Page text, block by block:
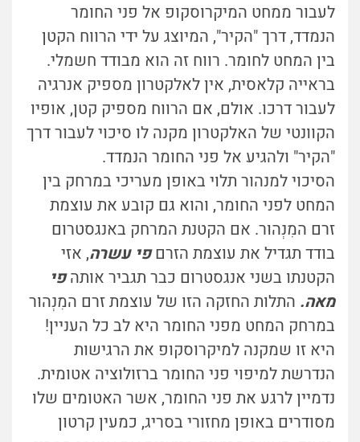
לעבור ממחט המיקרוסקופ אל פני החומר
הנמדד, דרך "הקיר", המיוצג על ידי הרווח הקטן
בין המחט לחומר. רווח זה הוא מבודד חשמלי.
בראייה קלאסית, אין לאלקטרון מספיק אנרגיה
לעבור דרכו. אולם, אם הרווח מספיק קטן, אופיו
הקוונטי של האלקטרון מקנה לו סיכוי לעבור דרך
"הקיר" ולהגיע אל פני החומר הנמדד.
הסיכוי למנהור תלוי באופן מעריכי במרחק בין
המחט לפני החומר, והוא גם קובע את עוצמת
זרם המִנְהוּר. אם הקטנת המרחק באנגסטרום
בודד תגדיל את עוצמת הזרםפי עשרה, אזי
הקטנתו בשני אנגסטרום כבר תגביר אותהפי
מאה. התלות החזקה הזו של עוצמת זרם המִנְהוּר
במרחק המחט מפני החומר היא לב כל העניין!
היא זו שמקנה למיקרוסקופ את הרגישות
הנדרשת למיפוי פני החומר ברזולוציה אטומית.
נדמיין לרגע את פני החומר, אשר האטומים שלו
מסודרים באופן מחזורי בסריג, כמעין קרטון